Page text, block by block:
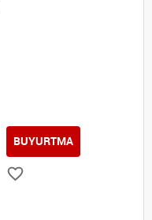
BUYURTMA